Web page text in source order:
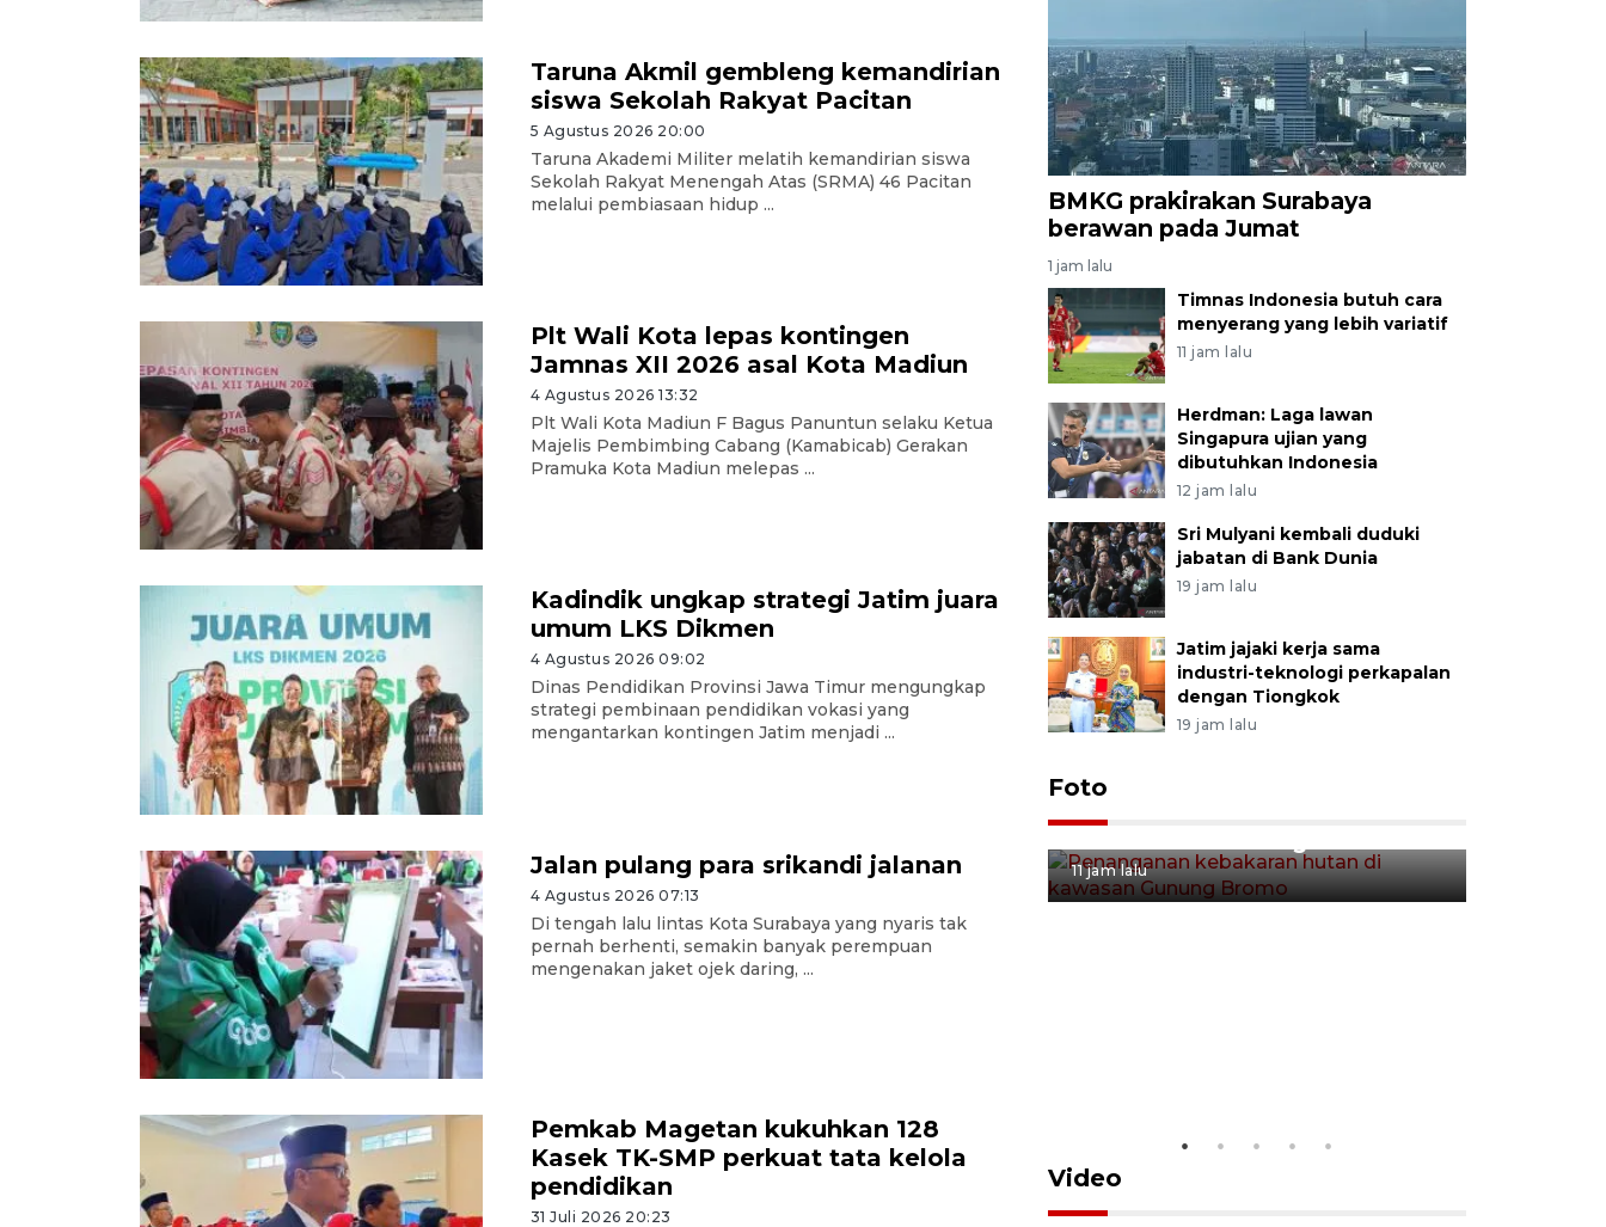
Taruna Akmil gembleng kemandirian
siswa Sekolah Rakyat Pacitan
5 Agustus 2026 20:00
Taruna Akademi Militer melatih kemandirian siswa
Sekolah Rakyat Menengah Atas (SRMA) 46 Pacitan
melalui pembiasaan hidup ...
Plt Wali Kota lepas kontingen
Jamnas XII 2026 asal Kota Madiun
4 Agustus 2026 13:32
Plt Wali Kota Madiun F Bagus Panuntun selaku Ketua
Majelis Pembimbing Cabang (Kamabicab) Gerakan
Pramuka Kota Madiun melepas ...
Kadindik ungkap strategi Jatim juara
umum LKS Dikmen
4 Agustus 2026 09:02
Dinas Pendidikan Provinsi Jawa Timur mengungkap
strategi pembinaan pendidikan vokasi yang
mengantarkan kontingen Jatim menjadi ...
Jalan pulang para srikandi jalanan
4 Agustus 2026 07:13
Di tengah lalu lintas Kota Surabaya yang nyaris tak
pernah berhenti, semakin banyak perempuan
mengenakan jaket ojek daring, ...
Pemkab Magetan kukuhkan 128
Kasek TK-SMP perkuat tata kelola
pendidikan
31 Juli 2026 20:23
BMKG prakirakan Surabaya
berawan pada Jumat
1 jam lalu
Timnas Indonesia butuh cara
menyerang yang lebih variatif
11 jam lalu
Herdman: Laga lawan
Singapura ujian yang
dibutuhkan Indonesia
12 jam lalu
Sri Mulyani kembali duduki
jabatan di Bank Dunia
19 jam lalu
Jatim jajaki kerja sama
industri-teknologi perkapalan
dengan Tiongkok
19 jam lalu
Foto
Penanganan kebakaran hutan
11 jam lalu
Video